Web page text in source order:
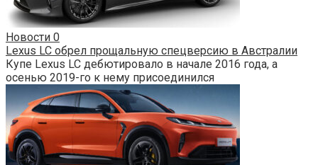
Новости 0
Lexus LC обрел прощальную спецверсию в Австралии
Купе Lexus LC дебютировало в начале 2016 года, а
осенью 2019-го к нему присоединился